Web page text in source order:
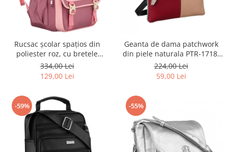
Rucsac școlar spațios din
poliester roz, cu bretele
reglabile - Peterson PTR-PTN
8610-1327 PINK
334,00 Lei
129,00 Lei
Geanta de dama patchwork
din piele naturala PTR-1718-
SKL-6922 MULTI
224,00 Lei
59,00 Lei
-59% -55%